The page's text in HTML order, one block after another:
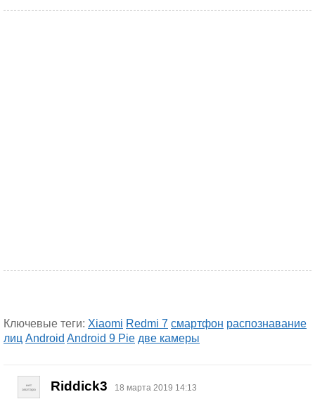
Ключевые теги: Xiaomi Redmi 7 смартфон распознавание
лиц Android Android 9 Pie две камеры
Riddick3 18 марта 2019 14:13